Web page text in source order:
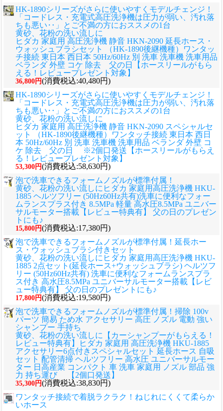
HK-1890シリーズがさらに使いやすくモデルチェンジ！
「コードレス・充電式高圧洗浄機は圧力が弱い、汚れ落
ちも悪い‥」とご不満の方におススメの1台
黄砂、花粉の洗い流しに
ヒダカ 家庭用 高圧洗浄機 静音 HKN-2090 延長ホース・
ウォッシュブラシセット （HK-1890後継機種）ワンタッ
チ接続 東日本 西日本 50Hz/60Hz 別 洗車 洗車機 洗車用品
ベランダ 外壁 コケ 除去 父の日【ホースリールがもら
える！レビュープレゼント対象】
36,800円(消費税込:40,480円)
HK-1890シリーズがさらに使いやすくモデルチェンジ！
「コードレス・充電式高圧洗浄機は圧力が弱い、汚れ落
ちも悪い‥」とご不満の方におススメの1台
黄砂、花粉の洗い流しに
ヒダカ 家庭用 高圧洗浄機 静音 HKN-2090 スペシャルセ
ット （HK-1890後継機種）ワンタッチ接続 東日本 西日
本 50Hz/60Hz 別 洗車 洗車機 洗車用品 ベランダ 外壁 コ
ケ 除去 父の日 ※2個口発送【ホースリールがもらえ
る！レビュープレゼント対象】
53,300円(消費税込:58,630円)
泡で洗車できるフォームノズルが標準付属！
黄砂、花粉の洗い流しに ヒダカ 家庭用高圧洗浄機 HKU-
1885 ヘルツフリー (50Hz60Hz共有)洗車に便利なフォー
ムランスプラス付き 8.5MPa 軽量 高水圧8.5MPa ユニバー
サルモーター搭載【レビュー特典有】 父の日のプレゼン
トにも♪
15,800円(消費税込:17,380円)
泡で洗車できるフォームノズルが標準付属！延長ホー
ス・ウォッシュブラシ付きセット
黄砂、花粉の洗い流しに ヒダカ 家庭用高圧洗浄機 HKU-
1885 2点セット(延長ホース+ウォッシュブラシ) ヘルツフ
リー (50Hz60Hz共有) 洗車に便利なフォームランスプラ
ス付き 高水圧8.5MPa ユニバーサルモーター搭載【レビ
ュー特典有】 父の日のプレゼントにも♪
17,800円(消費税込:19,580円)
泡で洗車できるフォームノズルが標準付属！掃除 100v
パーツ 簡易 ため水 アクセサリー 高圧 ノズル 電動 強い
シャンプー 手持ち
黄砂、花粉の洗い流しに
【カーシャンプーがもらえる！
レビュー特典有】ヒダカ 家庭用 高圧洗浄機 HKU-1885
アクセサリー6点付きスペシャルセット 延長ホース 自吸
セット 配管清掃 ヘルツフリー 高水圧 ユニバーサルモー
ター 日高産業 コンパクト 車 洗車 家庭用 ノズル 部品 強
力 持ち運び 【2個口発送】
35,300円(消費税込:38,830円)
ワンタッチ接続で着脱ラクラク！ねじれにくくて柔らか
いホース